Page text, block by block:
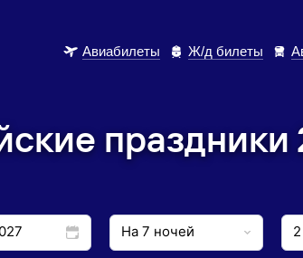
Авиабилеты Ж/д билеты
праздники